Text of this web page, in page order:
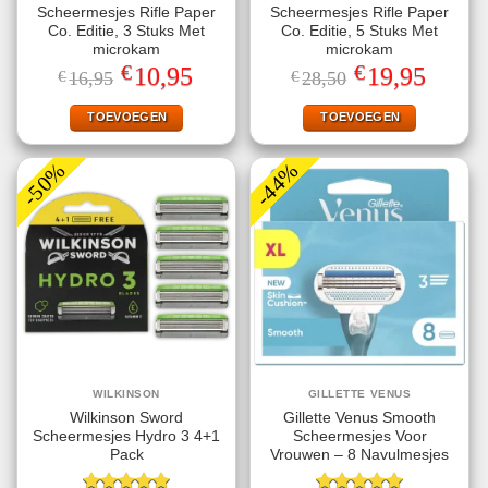
Scheermesjes Rifle Paper
Co. Editie, 3 Stuks Met
microkam
€16,95 Oorspronkelijke
prijs
was:
€16,95.
€10,95prijs
TOEVOEGEN
Scheermesjes Rifle Paper
Co. Editie, 5 Stuks Met
microkam
€28,50 Oorspronkelijke
prijs
was:
€28,50.
€19,95prijs
TOEVOEGEN
-50%
WILKINSON
Wilkinson Sword
Scheermesjes Hydro 3 4+1
Pack
-44%
GILLETTE VENUS
Gillette Venus Smooth
Scheermesjes Voor
Vrouwen – 8 Navulmesjes